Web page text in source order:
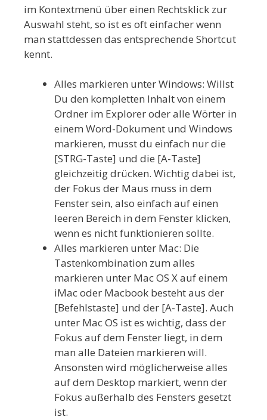
im Kontextmenü über einen Rechtsklick zur
Auswahl steht, so ist es oft einfacher wenn
man stattdessen das entsprechende Shortcut
kennt.
Alles markieren unter Windows: Willst
Du den kompletten Inhalt von einem
Ordner im Explorer oder alle Wörter in
einem Word-Dokument und Windows
markieren, musst du einfach nur die
[STRG-Taste] und die [A-Taste]
gleichzeitig drücken. Wichtig dabei ist,
der Fokus der Maus muss in dem
Fenster sein, also einfach auf einen
leeren Bereich in dem Fenster klicken,
wenn es nicht funktionieren sollte.
Alles markieren unter Mac: Die
Tastenkombination zum alles
markieren unter Mac OS X auf einem
iMac oder Macbook besteht aus der
[Befehlstaste] und der [A-Taste]. Auch
unter Mac OS ist es wichtig, dass der
Fokus auf dem Fenster liegt, in dem
man alle Dateien markieren will.
Ansonsten wird möglicherweise alles
auf dem Desktop markiert, wenn der
Fokus außerhalb des Fensters gesetzt
ist.